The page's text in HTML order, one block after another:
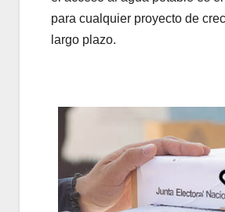
para cualquier proyecto de
largo plazo.